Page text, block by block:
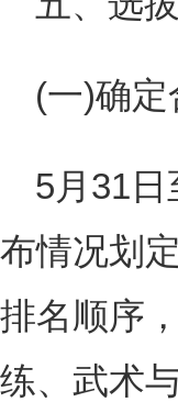
(一)确
5月31
布情况划
排名顺序
练、武术